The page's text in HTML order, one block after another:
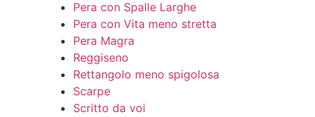
Pera con Spalle Larghe
Pera con Vita meno stretta
Pera Magra
Reggiseno
Rettangolo meno spigolosa
Scarpe
Scritto da voi